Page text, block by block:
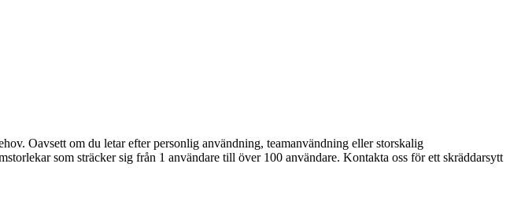
Oavsett om du letar efter personlig användning, teamanvändning eller storskalig
som sträcker sig från 1 användare till över 100 användare. Kontakta oss för ett skräddarsytt